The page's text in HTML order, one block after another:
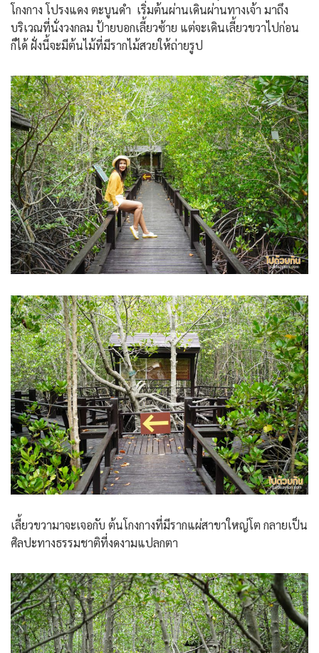
โกงกาง โปรงแดง ตะบูนดำ เริ่มต้นผ่านเดินผ่านทางเจ้า มาถึง
บริเวณที่นั่งวงกลม ป้ายบอกเลี้ยวซ้าย แต่จะเดินเลี้ยวขวาไปก่อน
ก็ได้ ฝั่งนี้จะมีต้นไม้ที่มีรากไม้สวยให้ถ่ายรูป
เลี้ยวขวามาจะเจอกับ ต้นโกงกางที่มีรากแผ่สาขาใหญ่โต กลายเป็น
ศิลปะทางธรรมชาติที่งดงามแปลกตา